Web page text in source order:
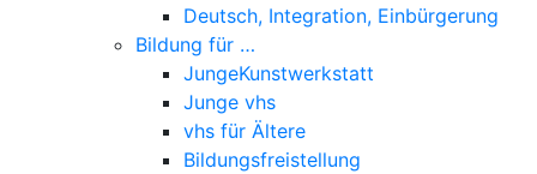
Deutsch, Integration, Einbürgerung
Bildung für …
JungeKunstwerkstatt
Junge vhs
vhs für Ältere
Bildungsfreistellung